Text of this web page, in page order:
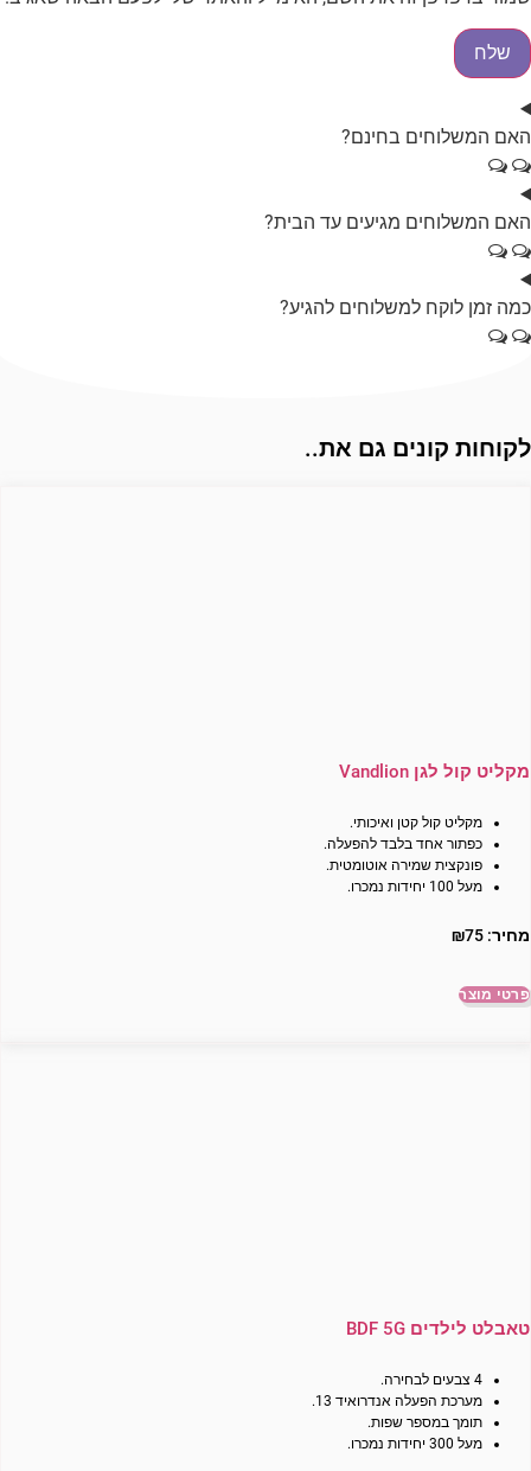
האם המשלוחים בחינם?
האם המשלוחים מגיעים עד הבית?
כמה זמן לוקח למשלוחים להגיע?
לקוחות קונים גם את..
מקליט קול לגן Vandlion
מקליט קול קטן ואיכותי.
כפתור אחד בלבד להפעלה.
פונקצית שמירה אוטומטית.
מעל 100 יחידות נמכרו.
מחיר: ₪75
פרטי מוצר
טאבלט לילדים BDF 5G
4 צבעים לבחירה.
מערכת הפעלה אנדרואיד 13.
תומך במספר שפות.
מעל 300 יחידות נמכרו.